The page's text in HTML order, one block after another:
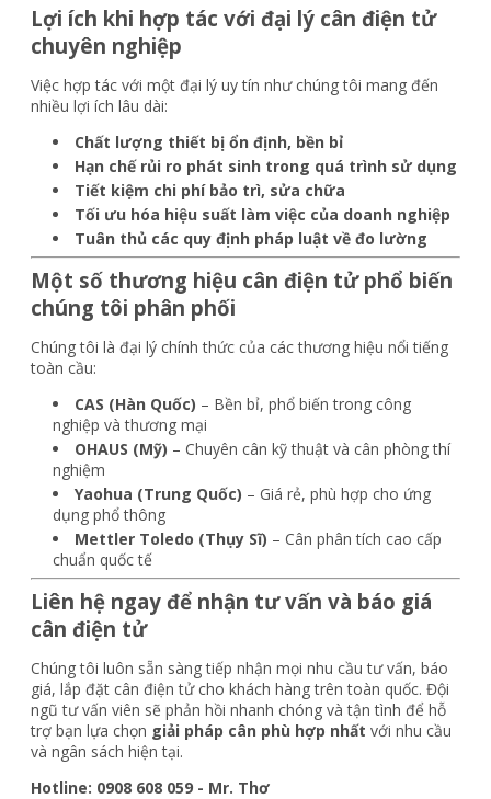
Lợi ích khi hợp tác với đại lý cân điện tử
chuyên nghiệp
Việc hợp tác với một đại lý uy tín như chúng tôi mang đến
nhiều lợi ích lâu dài:
Chất lượng thiết bị ổn định, bền bỉ
Hạn chế rủi ro phát sinh trong quá trình sử dụng
Tiết kiệm chi phí bảo trì, sửa chữa
Tối ưu hóa hiệu suất làm việc của doanh nghiệp
Tuân thủ các quy định pháp luật về đo lường
Một số thương hiệu cân điện tử phổ biến
chúng tôi phân phối
Chúng tôi là đại lý chính thức của các thương hiệu nổi tiếng
toàn cầu:
CAS (Hàn Quốc) – Bền bỉ, phổ biến trong công
nghiệp và thương mại
OHAUS (Mỹ) – Chuyên cân kỹ thuật và cân phòng thí
nghiệm
Yaohua (Trung Quốc) – Giá rẻ, phù hợp cho ứng
dụng phổ thông
Mettler Toledo (Thụy Sĩ) – Cân phân tích cao cấp
chuẩn quốc tế
Liên hệ ngay để nhận tư vấn và báo giá
cân điện tử
Chúng tôi luôn sẵn sàng tiếp nhận mọi nhu cầu tư vấn, báo
giá, lắp đặt cân điện tử cho khách hàng trên toàn quốc. Đội
ngũ tư vấn viên sẽ phản hồi nhanh chóng và tận tình để hỗ
trợ bạn lựa chọn giải pháp cân phù hợp nhất với nhu cầu
và ngân sách hiện tại.
Hotline: 0908 608 059 - Mr. Thơ